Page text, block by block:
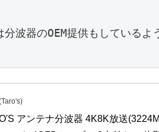
波器のOEM提供もしている
アンテナ分波器 4K8K放送